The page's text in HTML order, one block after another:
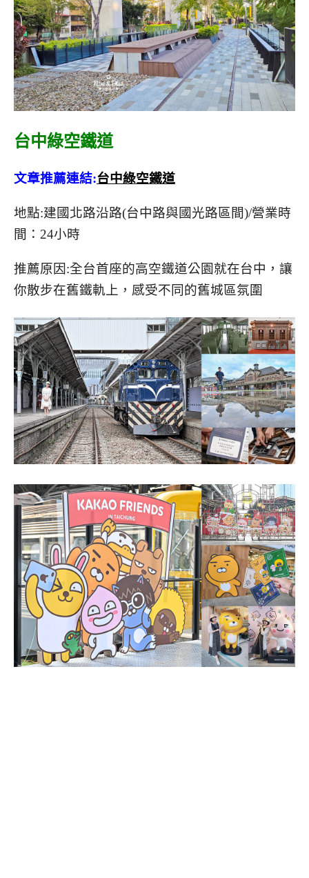
台中綠空鐵道
文章推薦連結:台中綠空鐵道
地點:建國北路沿路(台中路與國光路區間)/營業時
間：24小時
推薦原因:全台首座的高空鐵道公園就在台中，讓
你散步在舊鐵軌上，感受不同的舊城區氛圍